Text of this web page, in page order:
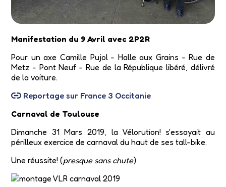
Manifestation du 9 Avril avec 2P2R
Pour un axe Camille Pujol - Halle aux Grains - Rue de
Metz - Pont Neuf - Rue de la République libéré, délivré
de la voiture.
Reportage sur France 3 Occitanie
Carnaval de Toulouse
Dimanche 31 Mars 2019, la Vélorution! s'essayait au
périlleux exercice de carnaval du haut de ses tall-bike.
Une réussite! (presque sans chute)